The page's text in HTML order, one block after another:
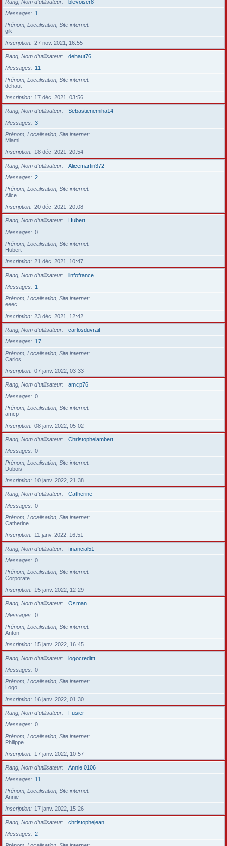
Rang, Nom d’utilisateur
blevoiser8
Messages
1
Prénom, Localisation, Site internet
gik
Inscription
27 nov. 2021, 16:55
Rang, Nom d’utilisateur
dehaut76
Messages
11
Prénom, Localisation, Site internet
dehaut
Inscription
17 déc. 2021, 03:56
Rang, Nom d’utilisateur
Sebastienemiha14
Messages
3
Prénom, Localisation, Site internet
Miami
Inscription
18 déc. 2021, 20:54
Rang, Nom d’utilisateur
Alicemartin372
Messages
2
Prénom, Localisation, Site internet
Alice
Inscription
20 déc. 2021, 20:08
Rang, Nom d’utilisateur
Hubert
Messages
0
Prénom, Localisation, Site internet
Hubert
Inscription
21 déc. 2021, 10:47
Rang, Nom d’utilisateur
iinfofrance
Messages
1
Prénom, Localisation, Site internet
eeec
Inscription
23 déc. 2021, 12:42
Rang, Nom d’utilisateur
carlosduvrait
Messages
17
Prénom, Localisation, Site internet
Carlos
Inscription
07 janv. 2022, 03:33
Rang, Nom d’utilisateur
amcp76
Messages
0
Prénom, Localisation, Site internet
amcp
Inscription
08 janv. 2022, 05:02
Rang, Nom d’utilisateur
Christophelambert
Messages
0
Prénom, Localisation, Site internet
Dubois
Inscription
10 janv. 2022, 21:38
Rang, Nom d’utilisateur
Catherine
Messages
0
Prénom, Localisation, Site internet
Catherine
Inscription
11 janv. 2022, 16:51
Rang, Nom d’utilisateur
financial51
Messages
0
Prénom, Localisation, Site internet
Corporate
Inscription
15 janv. 2022, 12:29
Rang, Nom d’utilisateur
Osman
Messages
0
Prénom, Localisation, Site internet
Anton
Inscription
15 janv. 2022, 16:45
Rang, Nom d’utilisateur
logocredittt
Messages
0
Prénom, Localisation, Site internet
Logo
Inscription
16 janv. 2022, 01:30
Rang, Nom d’utilisateur
Fusier
Messages
0
Prénom, Localisation, Site internet
Philippe
Inscription
17 janv. 2022, 10:57
Rang, Nom d’utilisateur
Annie 0106
Messages
11
Prénom, Localisation, Site internet
Annie
Inscription
17 janv. 2022, 15:26
Rang, Nom d’utilisateur
christophejean
Messages
2